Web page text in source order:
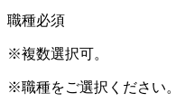
職種必須
※複数選択可。
※職種をご選択ください。